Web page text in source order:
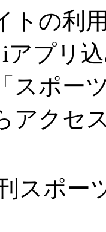
の利
アプリ
スポー
アクセ
スポー